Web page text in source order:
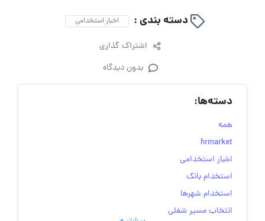
دسته بندی : اخبار استخدامی
اشتراک گذاری
بدون دیدگاه
دسته‌ها:
همه
hrmarket
اخبار استخدامی
استخدام بانک
استخدام شهرها
انتخاب مسیر شغلی